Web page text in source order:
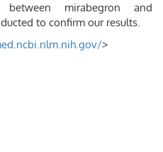
between mirabegron and
to confirm our results.
>